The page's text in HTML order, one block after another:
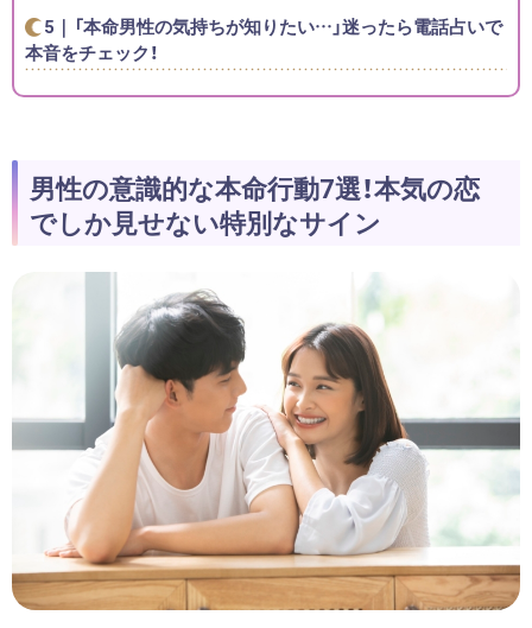
「本命男性の気持ちが知りたい…」迷ったら電話占いで
本音をチェック！
男性の意識的な本命行動7選！本気の恋
でしか見せない特別なサイン